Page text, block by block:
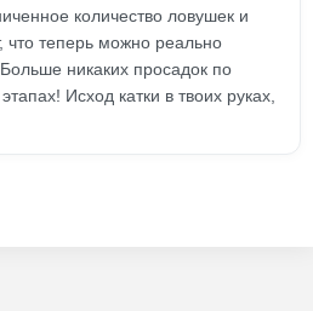
количество ловушек и
что теперь можно реально
никаких просадок по
Исход катки в твоих руках,